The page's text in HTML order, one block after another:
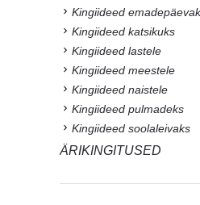
Kingiideed
Kingiideed katsikuks
Kingiideed lastele
Kingiideed meestele
Kingiideed naistele
Kingiideed pulmadeks
Kingiideed soolaleivaks
ÄRIKINGITUSED